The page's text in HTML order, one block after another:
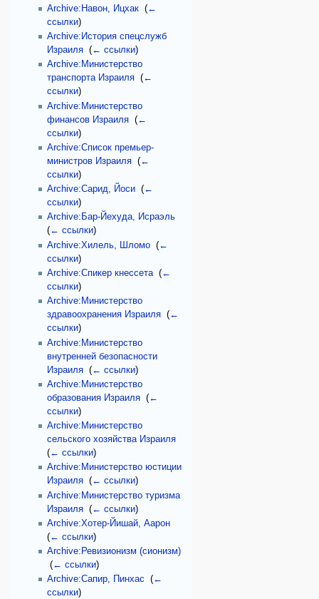
Archive:Навон, Ицхак ‎(←
ссылки)
Archive:История спецслужб
Израиля ‎(← ссылки)
Archive:Министерство
транспорта Израиля ‎(←
ссылки)
Archive:Министерство
финансов Израиля ‎(←
ссылки)
Archive:Список премьер-
министров Израиля ‎(←
ссылки)
Archive:Сарид, Йоси ‎(←
ссылки)
Archive:Бар-Йехуда, Исраэль
(← ссылки)
Archive:Хилель, Шломо ‎(←
ссылки)
Archive:Спикер кнессета‎(←
ссылки)
Archive:Министерство
здравоохранения Израиля ‎(←
ссылки)
Archive:Министерство
внутренней безопасности
Израиля ‎(← ссылки)
Archive:Министерство
образования Израиля ‎(←
ссылки)
Archive:Министерство
сельского хозяйства Израиля
(← ссылки)
Archive:Министерство юстиции
Израиля ‎(← ссылки)
Archive:Министерство туризма
Израиля ‎(← ссылки)
Archive:Хотер-Йишай, Аарон
(← ссылки)
Archive:Ревизионизм (сионизм)
‎(← ссылки)
Archive:Сапир, Пинхас ‎(←
ссылки)